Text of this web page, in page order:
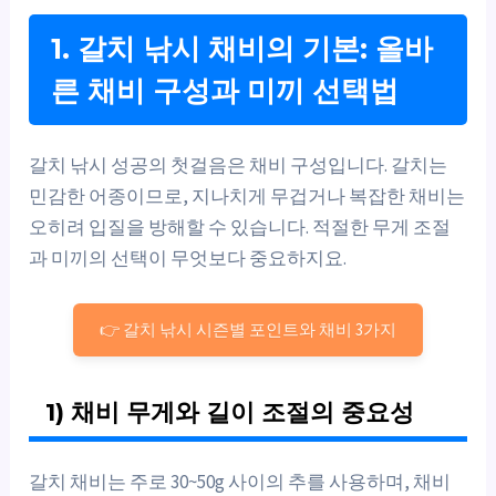
1. 갈치 낚시 채비의 기본: 올바
른 채비 구성과 미끼 선택법
갈치 낚시 성공의 첫걸음은 채비 구성입니다. 갈치는
민감한 어종이므로, 지나치게 무겁거나 복잡한 채비는
오히려 입질을 방해할 수 있습니다. 적절한 무게 조절
과 미끼의 선택이 무엇보다 중요하지요.
👉 갈치 낚시 시즌별 포인트와 채비 3가지
1) 채비 무게와 길이 조절의 중요성
갈치 채비는 주로 30~50g 사이의 추를 사용하며, 채비